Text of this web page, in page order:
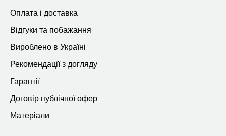
Оплата і доставка
Відгуки та побажання
Вироблено в Україні
Рекомендації з догляду
Гарантії
Договір публічної офер
Матеріали